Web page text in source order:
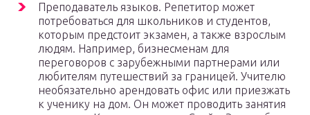
Преподаватель языков. Репетитор может
потребоваться для школьников и студентов,
которым предстоит экзамен, а также взрослым
людям. Например, бизнесменам для
переговоров с зарубежными партнерами или
любителям путешествий за границей. Учителю
необязательно арендовать офис или приезжать
к ученику на дом. Он может проводить занятия